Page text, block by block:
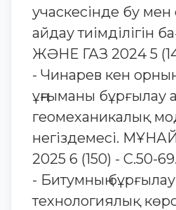
учаскесінде бу
айдау тиімділігін
ЖӘНЕ ГАЗ 2024 5
- Чинарев кен
ұңғыманы бұрғылау
геомеханикалық
негіздемесі.
2025 6 (150) - С.50-69.
- Битумның бұрғылау
технологиялық